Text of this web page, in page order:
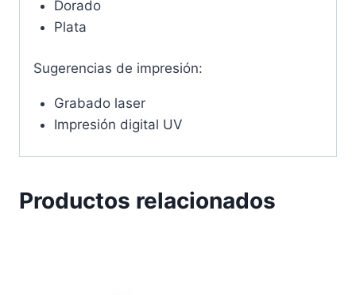
Dorado
Plata
Sugerencias de impresión:
Grabado laser
Impresión digital UV
Productos relacionados